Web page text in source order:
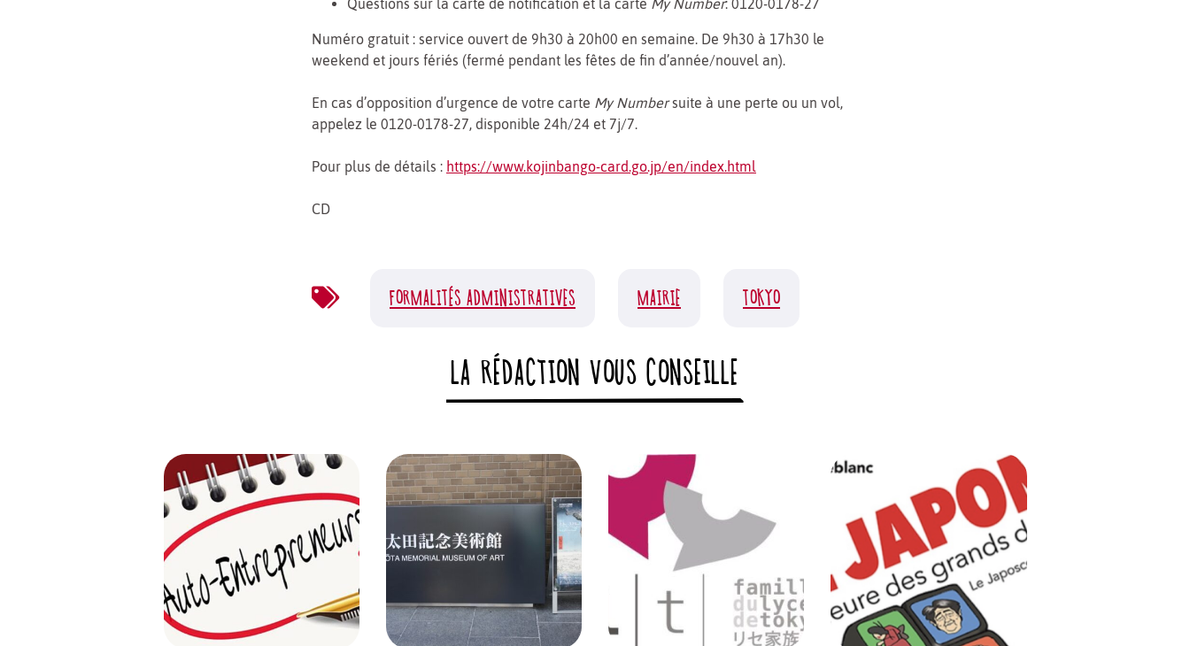
Questions sur la carte de notification et la carte My Number: 0120-0178-27
Numéro gratuit : service ouvert de 9h30 à 20h00 en semaine. De 9h30 à 17h30 le
weekend et jours fériés (fermé pendant les fêtes de fin d’année/nouvel an).
En cas d’opposition d’urgence de votre carte My Numbersuite à une perte ou un vol,
appelez le 0120-0178-27, disponible 24h/24 et 7j/7.
Pour plus de détails : https://www.kojinbango-card.go.jp/en/index.html
CD
FORMALITÉS ADMINISTRATIVES MAIRIE TOKYO
LA RÉDACTION VOUS CONSEILLE